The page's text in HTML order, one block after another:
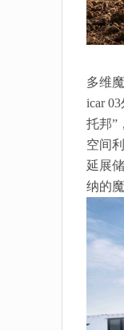
多维
icar
托邦”
空间
延展
纳的